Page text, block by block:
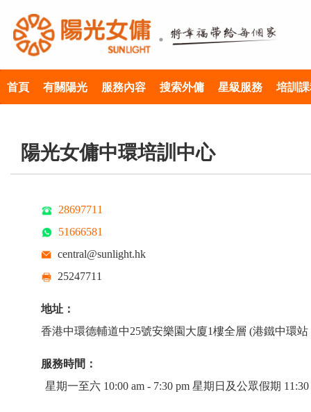
首頁 有關陽光 服務內容 搜索外傭 星級服務 培訓
陽光女傭中環培訓中心
28697711
51666581
central@sunlight.hk
25247711
地址：
香港中環德輔道中25號安樂園大廈1樓全層 (港鐵中環站
服務時間：
星期一至六 10:00 am - 7:30 pm 星期日及公眾假期 11:30